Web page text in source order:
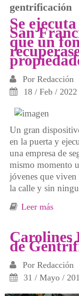
gentrificación
Se
San
que un
Por Redacción
18 / Feb / 2022
Un gran
en la puerta y
una empresa de
mismo momento
jóvenes que viven
la calle y sin
Leer más
Carolines
de
Por Redacción
31 / Mayo /